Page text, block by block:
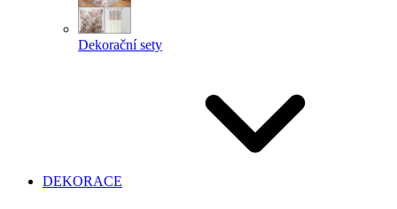
Dekorační sety
DEKORACE